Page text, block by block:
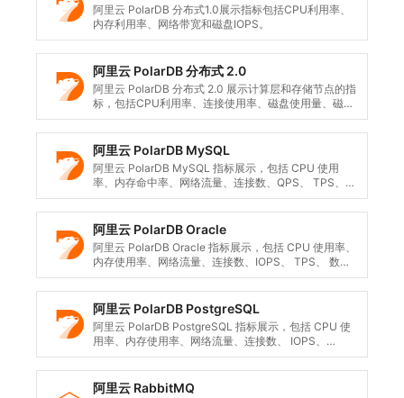
阿里云 PolarDB 分布式1.0展示指标包括CPU利用率、
内存利用率、网络带宽和磁盘IOPS。
阿里云 PolarDB 分布式 2.0
阿里云 PolarDB 分布式 2.0 展示计算层和存储节点的指
标，包括CPU利用率、连接使用率、磁盘使用量、磁盘
使用率、内存利用率、网络带宽等。
阿里云 PolarDB MySQL
阿里云 PolarDB MySQL 指标展示，包括 CPU 使用
率、内存命中率、网络流量、连接数、QPS、 TPS、
只读节点延迟等。
阿里云 PolarDB Oracle
阿里云 PolarDB Oracle 指标展示，包括 CPU 使用率、
内存使用率、网络流量、连接数、IOPS、 TPS、 数据
盘大小等。
阿里云 PolarDB PostgreSQL
阿里云 PolarDB PostgreSQL 指标展示，包括 CPU 使
用率、内存使用率、网络流量、连接数、 IOPS、
TPS、 数据盘大小等。
阿里云 RabbitMQ